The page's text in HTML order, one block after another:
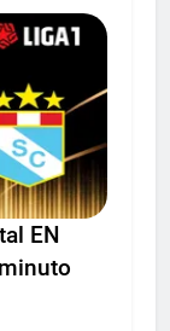
EN